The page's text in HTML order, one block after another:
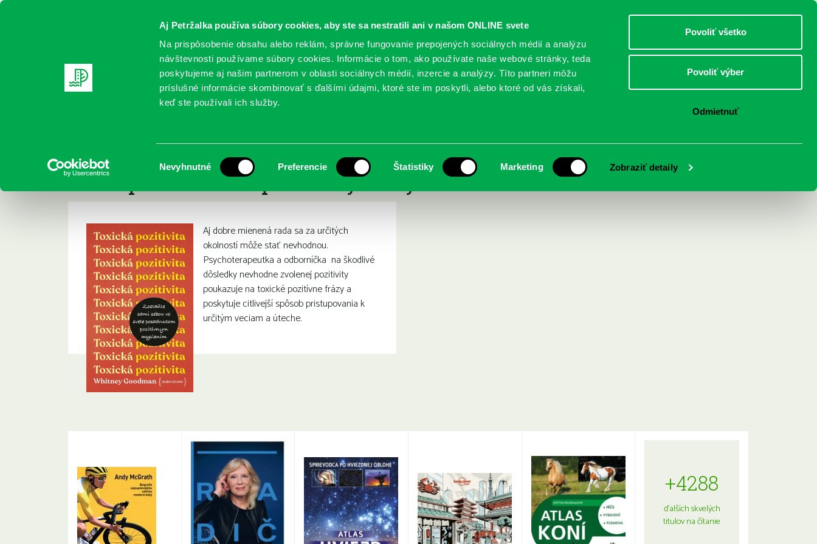
Aj Petržalka používa súbory cookies, aby ste sa nestratili ani v našom ONLINE svete
Na prispôsobenie obsahu alebo reklám, správne fungovanie prepojených sociálnych médií a analýzu
návštevnosti používame súbory cookies. Informácie o tom, ako používate naše webové stránky, teda
poskytujeme aj našim partnerom v oblasti sociálnych médií, inzercie a analýzy. Títo partneri môžu
príslušné informácie skombinovať s ďalšími údajmi, ktoré ste im poskytli, alebo ktoré od vás získali,
keď ste používali ich služby.
súhlasu
Nevyhnutné Preferencie Štatistiky Marketing Zobraziť detaily
Povoliť všetko
Povoliť výber
Odmietnuť
DOSPELÍ
REGISTRUJTE SA ONLINE KATALÓGY SLUŽBY PODUJATIA POBOČKY O KNIŽNICI
Goodman, Whitney: Toxická pozitivita : zostaňte sami sebou vo
svete posadnutom pozitívnym myslením
Aj dobre mienená rada sa za určitých
okolností môže stať nevhodnou.
Psychoterapeutka a odborníčka na škodlivé
dôsledky nevhodne zvolenej pozitivity
poukazuje na toxické pozitívne frázy a
poskytuje citlivejší spôsob pristupovania k
určitým veciam a úteche.
+4288
ďalších skvelých
titulov na čítanie